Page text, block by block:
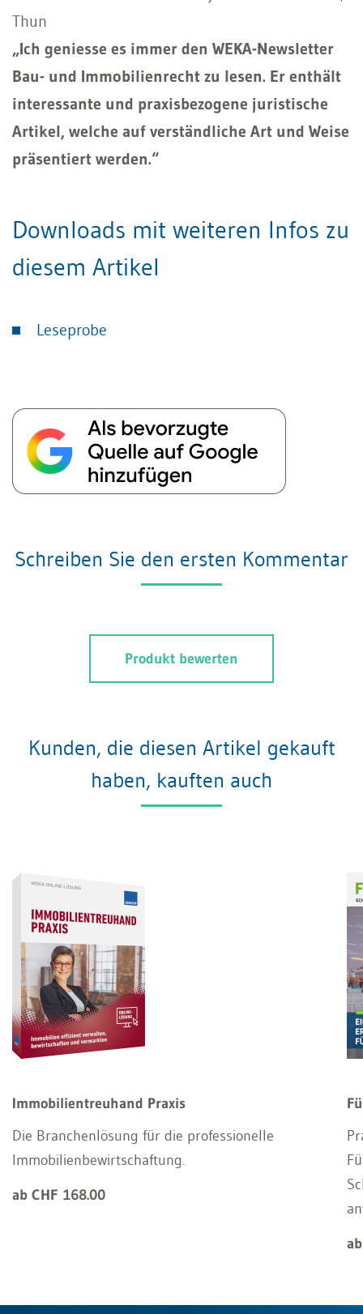
Thun
„Ich geniesse es immer den WEKA-Newsletter
Bau- und Immobilienrecht zu lesen. Er enthält
interessante und praxisbezogene juristische
Artikel, welche auf verständliche Art und Weise
präsentiert werden.“
Downloads mit weiteren Infos zu
diesem Artikel
Leseprobe
Schreiben Sie den ersten Kommentar
Produkt bewerten
Kunden, die diesen Artikel gekauft
haben, kauften auch
Immobilientreuhand Praxis
Die Branchenlösung für die professionelle
Immobilienbewirtschaftung.
ab CHF 168.00